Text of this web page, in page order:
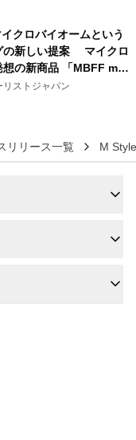
イクロバイオームという
の新しい提案 マイクロ
想の新商品 「MBFF mb
」を2026年8月6日
ストジャパン
リリース一覧 M